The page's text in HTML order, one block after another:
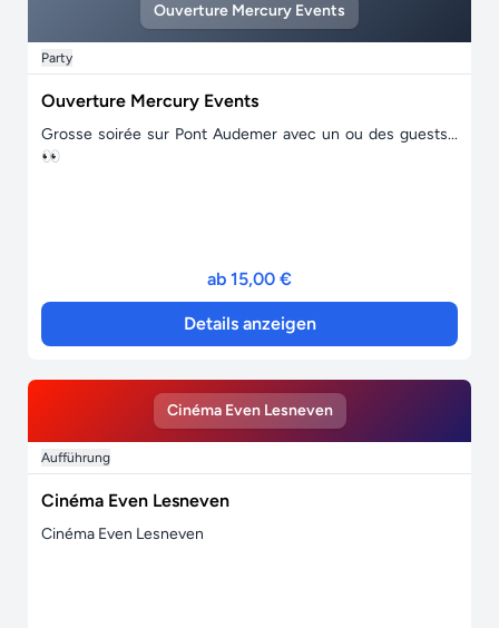
Ouverture Mercury Events
Party
Ouverture Mercury Events
Grosse soirée sur Pont Audemer avec un ou des guests...
👀
ab 15,00 €
Details anzeigen
Cinéma Even Lesneven
Aufführung
Cinéma Even Lesneven
Cinéma Even Lesneven